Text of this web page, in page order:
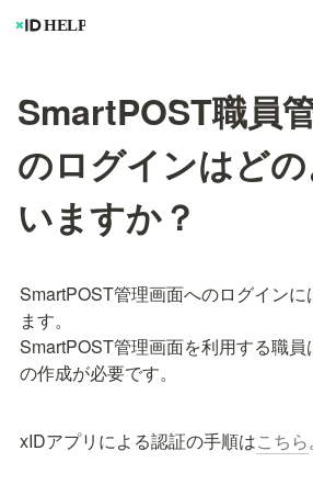
SmartPOST職員
のログインはど
いますか？
SmartPOST管理画面へのログイン
ます。
SmartPOST管理画面を利用する職員
の作成が必要です。
xIDアプリによる認証の手順はこちら。